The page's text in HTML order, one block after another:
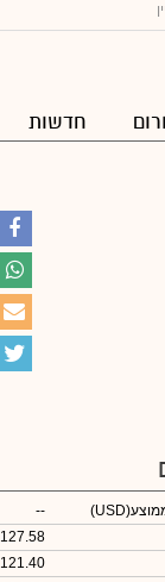
חדשות
(USD)
--
127.58
121.40